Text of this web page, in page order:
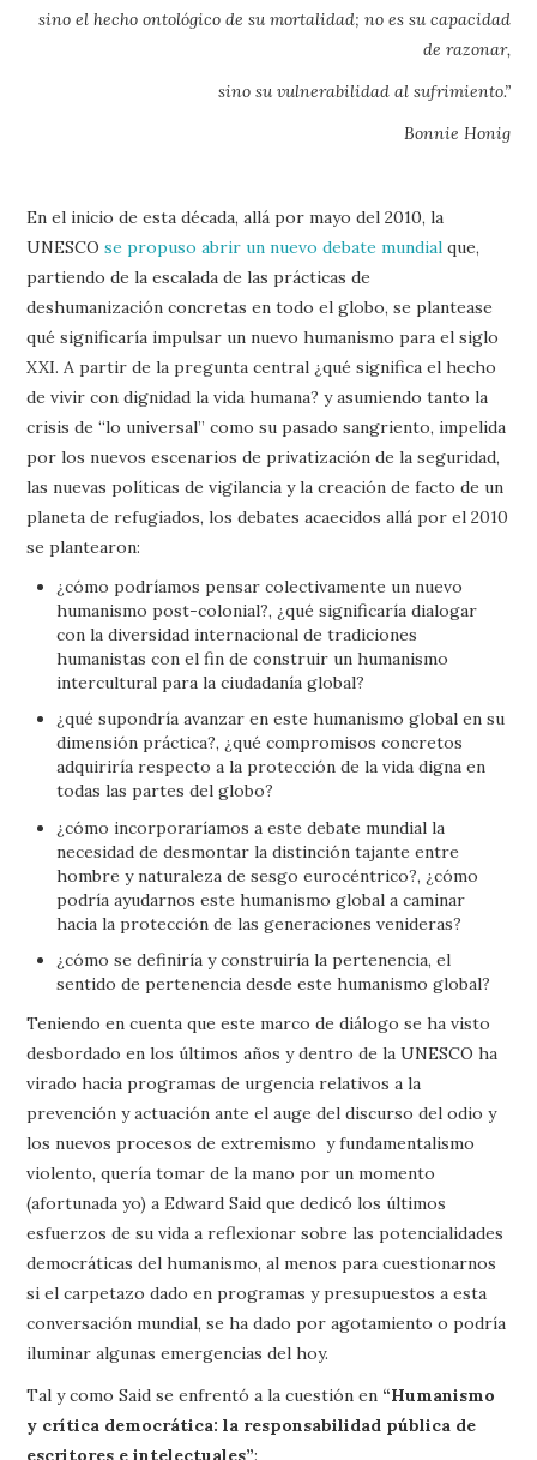
sino el hecho ontológico de su mortalidad; no es su capacidad
de razonar,
sino su vulnerabilidad al sufrimiento.”
Bonnie Honig
En el inicio de esta década, allá por mayo del 2010, la
UNESCO se propuso abrir un nuevo debate mundial que,
partiendo de la escalada de las prácticas de
deshumanización concretas en todo el globo, se plantease
qué significaría impulsar un nuevo humanismo para el siglo
XXI. A partir de la pregunta central ¿qué significa el hecho
de vivir con dignidad la vida humana? y asumiendo tanto la
crisis de “lo universal” como su pasado sangriento, impelida
por los nuevos escenarios de privatización de la seguridad,
las nuevas políticas de vigilancia y la creación de facto de un
planeta de refugiados, los debates acaecidos allá por el 2010
se plantearon:
¿cómo podríamos pensar colectivamente un nuevo
humanismo post-colonial?, ¿qué significaría dialogar
con la diversidad internacional de tradiciones
humanistas con el fin de construir un humanismo
intercultural para la ciudadanía global?
¿qué supondría avanzar en este humanismo global en su
dimensión práctica?, ¿qué compromisos concretos
adquiriría respecto a la protección de la vida digna en
todas las partes del globo?
¿cómo incorporaríamos a este debate mundial la
necesidad de desmontar la distinción tajante entre
hombre y naturaleza de sesgo eurocéntrico?, ¿cómo
podría ayudarnos este humanismo global a caminar
hacia la protección de las generaciones venideras?
¿cómo se definiría y construiría la pertenencia, el
sentido de pertenencia desde este humanismo global?
Teniendo en cuenta que este marco de diálogo se ha visto
desbordado en los últimos años y dentro de la UNESCO ha
virado hacia programas de urgencia relativos a la
prevención y actuación ante el auge del discurso del odio y
los nuevos procesos de extremismo y fundamentalismo
violento, quería tomar de la mano por un momento
(afortunada yo) a Edward Said que dedicó los últimos
esfuerzos de su vida a reflexionar sobre las potencialidades
democráticas del humanismo, al menos para cuestionarnos
si el carpetazo dado en programas y presupuestos a esta
conversación mundial, se ha dado por agotamiento o podría
iluminar algunas emergencias del hoy.
Tal y como Said se enfrentó a la cuestión en “Humanismo
y crítica democrática: la responsabilidad pública de
escritores e intelectuales”: